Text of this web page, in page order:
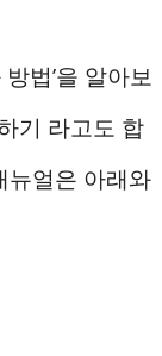
법’을 알아보
기 라고도 합
뉴얼은 아래와